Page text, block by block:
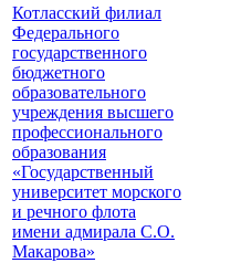
Котласский филиал
Федерального
государственного
бюджетного
образовательного
учреждения высшего
профессионального
образования
«Государственный
университет морского
и речного флота
имени адмирала С.О.
Макарова»